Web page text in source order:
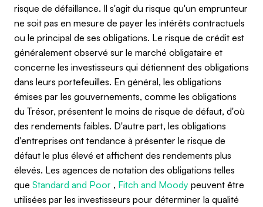
risque de défaillance. Il s'agit du risque qu'un emprunteur
ne soit pas en mesure de payer les intérêts contractuels
ou le principal de ses obligations. Le risque de crédit est
généralement observé sur le marché obligataire et
concerne les investisseurs qui détiennent des obligations
dans leurs portefeuilles. En général, les obligations
émises par les gouvernements, comme les obligations
du Trésor, présentent le moins de risque de défaut, d'où
des rendements faibles. D'autre part, les obligations
d'entreprises ont tendance à présenter le risque de
défaut le plus élevé et affichent des rendements plus
élevés. Les agences de notation des obligations telles
que Standard and Poor , Fitch and Moody peuvent être
utilisées par les investisseurs pour déterminer la qualité